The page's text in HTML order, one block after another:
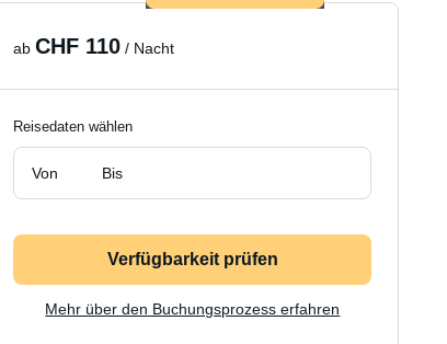
abCHF 110 / Nacht
Reisedaten wählen
Von Bis
Verfügbarkeit prüfen
Mehr über den Buchungsprozess erfahren